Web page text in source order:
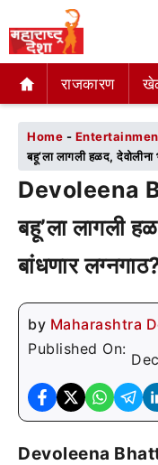
राजकारण
राजकारण
Home -
बहू’ला लागली हळद, देवोलीना
Devoleena
बहू’ला लागली
बांधणार
by Maharashtra
Published On:
Devoleena